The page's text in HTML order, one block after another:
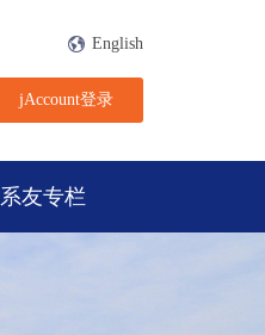
English
jAccount登录
系友专栏